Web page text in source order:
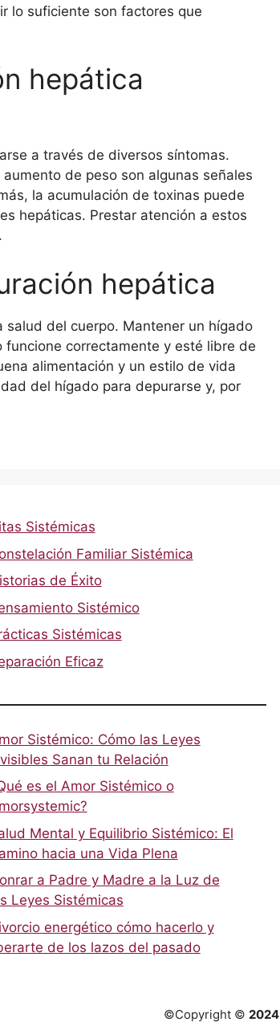
lo suficiente son factores que
hepática
a través de diversos síntomas.
de peso son algunas señales
la acumulación de toxinas puede
hepáticas. Prestar atención a estos
hepática
del cuerpo. Mantener un hígado
funcione correctamente y esté libre de
alimentación y un estilo de vida
del hígado para depurarse y, por
Sistémicas
Familiar Sistémica
de Éxito
Sistémico
Sistémicas
Eficaz
Sistémico: Cómo las Leyes
Sanan tu Relación
es el Amor Sistémico o
Mental y Equilibrio Sistémico: El
hacia una Vida Plena
a Padre y Madre a la Luz de
Leyes Sistémicas
energético cómo hacerlo y
de los lazos del pasado
©Copyright © 2024